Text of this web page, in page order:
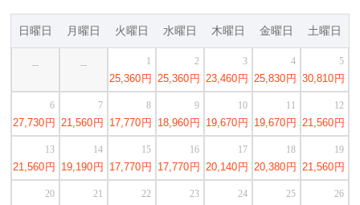
日曜日 月曜日 火曜日 水曜日 木曜日 金曜日 土曜日
-- --
25,360 円
1
25,360 円
2
23,460 円
3
25,830 円
4
30,810 円
5
27,730 円
6
21,560 円
7
17,770 円
8
18,960 円
9
19,670 円
10
19,670 円
11
21,560 円
12
21,560 円
13
19,190 円
14
17,770 円
15
17,770 円
16
20,140 円
17
20,380 円
18
21,560 円
19
20 21 22 23 24 25 26